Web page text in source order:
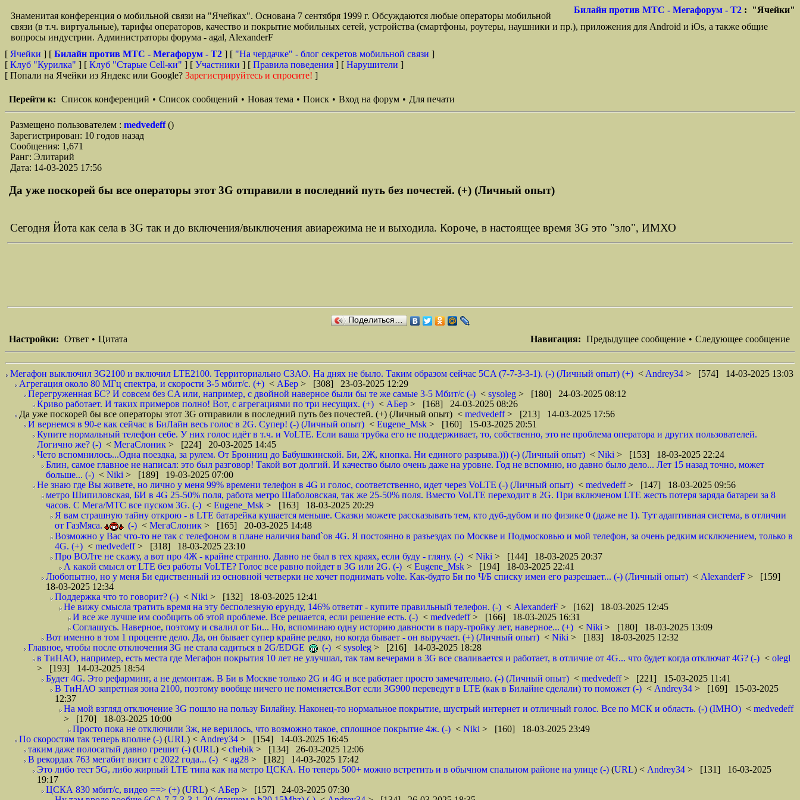
Билайн против МТС - Мегафорум - T2 : "Ячейки"
Знаменитая конференция о мобильной связи на "Ячейках". Основана 7 сентября 1999 г. Обсуждаются любые операторы мобильной
связи (в т.ч. виртуальные), тарифы операторов, качество и покрытие мобильных сетей, устройства (смартфоны, роутеры, наушники и пр.), приложения для Android и iOs, а также общие
вопросы индустрии. Администраторы форума - agal, AlexanderF
[ Ячейки ] [ Билайн против МТС - Мегафорум - T2 ] [ "На чердачке" - блог секретов мобильной связи ]
[ Клуб "Курилка" ] [ Клуб "Старые Сell-ки" ] [ Участники ] [ Правила поведения ] [ Нарушители ]
[ Попали на Ячейки из Яндекс или Google? Зарегистрируйтесь и спросите! ]
Перейти к: Список конференций • Список сообщений • Новая тема • Поиск • Вход на форум • Для печати
Размещено пользователем : medvedeff()
Зарегистрирован: 10 годов назад
Сообщения: 1,671
Ранг: Элитарий
Дата: 14-03-2025 17:56
Да уже поскорей бы все операторы этот 3G отправили в последний путь без почестей. (+) (Личный опыт)
Сегодня Йота как села в 3G так и до включения/выключения авиарежима не и выходила. Короче, в настоящее время 3G это "зло", ИМХО
Поделиться…
Навигация: Предыдущее сообщение • Следующее сообщение
Настройки: Ответ • Цитата
Мегафон выключил 3G2100 и включил LTE2100. Территориально СЗАО. На днях не было. Таким образом сейчас 5CA (7-7-3-3-1). (-) (Личный опыт) (+) < Andrey34 > [574] 14-03-2025 13:03
Агрегация около 80 МГц спектра, и скорости 3-5 мбит/с. (+) < АБер > [308] 23-03-2025 12:29
Перегруженная БС? И совсем без CA или, например, с двойной наверное были бы те же самые 3-5 Мбит/с (-) < sysoleg > [180] 24-03-2025 08:12
Криво работает. И таких примеров полно! Вот, с агрегациями по три несущих. (+) < АБер > [168] 24-03-2025 08:26
Да уже поскорей бы все операторы этот 3G отправили в последний путь без почестей. (+) (Личный опыт) < medvedeff> [213] 14-03-2025 17:56
И вернемся в 90-е как сейчас в БиЛайн весь голос в 2G. Супер! (-) (Личный опыт) < Eugene_Msk > [160] 15-03-2025 20:51
Купите нормальный телефон себе. У них голос идёт в т.ч. и VoLTE. Если ваша трубка его не поддерживает, то, собственно, это не проблема оператора и других пользователей.
Логично же? (-) < МегаСлоник > [224] 20-03-2025 14:45
Чето вспомнилось...Одна поездка, за рулем. От Бронниц до Бабушкинской. Би, 2Ж, кнопка. Ни единого разрыва.))) (-) (Личный опыт) < Niki > [153] 18-03-2025 22:24
Блин, самое главное не написал: это был разговор! Такой вот долгий. И качество было очень даже на уровне. Год не вспомню, но давно было дело... Лет 15 назад точно, может
больше... (-) < Niki > [189] 19-03-2025 07:00
Не знаю где Вы живете, но лично у меня 99% времени телефон в 4G и голос, соответственно, идет через VoLTE (-) (Личный опыт) < medvedeff> [147] 18-03-2025 09:56
метро Шипиловская, БИ в 4G 25-50% поля, работа метро Шаболовская, так же 25-50% поля. Вместо VoLTE переходит в 2G. При включеном LTE жесть потеря заряда батареи за 8
часов. С Мега/МТС все пуском 3G. (-) < Eugene_Msk > [163] 18-03-2025 20:29
Я вам страшную тайну открою - в LTE батарейка кушается меньше. Сказки можете рассказывать тем, кто дуб-дубом и по физике 0 (даже не 1). Тут адаптивная система, в отличии
от ГазМяса.
(-) < МегаСлоник > [165] 20-03-2025 14:48
Возможно у Вас что-то не так с телефоном в плане наличия band`ов 4G. Я постоянно в разъездах по Москве и Подмосковью и мой телефон, за очень редким исключением, только в
4G. (+) < medvedeff> [318] 18-03-2025 23:10
Про ВОЛте не скажу, а вот про 4Ж - крайне странно. Давно не был в тех краях, если буду - гляну. (-) < Niki > [144] 18-03-2025 20:37
А какой смысл от LTE без работы VoLTE? Голос все равно пойдет в 3G или 2G. (-) < Eugene_Msk > [194] 18-03-2025 22:41
Любопытно, но у меня Би едиственный из основной четверки не хочет поднимать volte. Как-будто Би по Ч/Б списку имеи его разрешает... (-) (Личный опыт) < AlexanderF > [159]
18-03-2025 12:34
Поддержка что то говорит? (-) < Niki > [132] 18-03-2025 12:41
Не вижу смысла тратить время на эту бесполезную ерунду, 146% ответят - купите правильный телефон. (-) < AlexanderF > [162] 18-03-2025 12:45
И все же лучше им сообщить об этой проблеме. Все решается, если решение есть. (-) < medvedeff> [166] 18-03-2025 16:31
Соглашусь. Наверное, поэтому и свалил от Би... Но, вспоминаю одну историю давности в пару-тройку лет, наверное... (+) < Niki > [180] 18-03-2025 13:09
Вот именно в том 1 проценте дело. Да, он бывает супер крайне редко, но когда бывает - он выручает. (+) (Личный опыт) < Niki > [183] 18-03-2025 12:32
Главное, чтобы после отключения 3G не стала садиться в 2G/EDGE
(-) < sysoleg > [216] 14-03-2025 18:28
в ТиНАО, например, есть места где Мегафон покрытия 10 лет не улучшал, так там вечерами в 3G все сваливается и работает, в отличие от 4G... что будет когда отключат 4G? (-) < olegl
> [193] 14-03-2025 18:54
Будет 4G. Это рефарминг, а не демонтаж. В Би в Москве только 2G и 4G и все работает просто замечательно. (-) (Личный опыт) < medvedeff> [221] 15-03-2025 11:41
В ТиНАО запретная зона 2100, поэтому вообще ничего не поменяется.Вот если 3G900 переведут в LTE (как в Билайне сделали) то поможет (-) < Andrey34 > [169] 15-03-2025
12:37
На мой взгляд отключение 3G пошло на пользу Билайну. Наконец-то нормальное покрытие, шустрый интернет и отличный голос. Все по МСК и область. (-) (IMHO) < medvedeff
> [170] 18-03-2025 10:00
Просто пока не отключили 3ж, не верилось, что возможно такое, сплошное покрытие 4ж. (-) < Niki > [160] 18-03-2025 23:49
По скоростям так теперь вполне (-) (URL) < Andrey34 > [154] 14-03-2025 16:45
таким даже полосатый давно грешит (-) (URL) < chebik > [134] 26-03-2025 12:06
В рекордах 763 мегабит висит с 2022 года... (-) < ag28 > [182] 14-03-2025 17:42
Это либо тест 5G, либо жирный LTE типа как на метро ЦСКА. Но теперь 500+ можно встретить и в обычном спальном районе на улице (-) (URL) < Andrey34 > [131] 16-03-2025
19:17
ЦСКА 830 мбит/с, видео ==> (+) (URL) < АБер > [157] 24-03-2025 07:30